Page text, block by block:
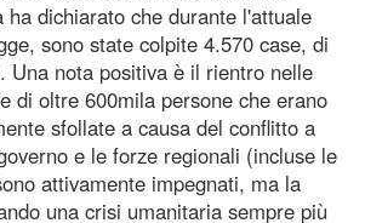
ha dichiarato che durante l'attuale
sono state colpite 4.570 case, di
Una nota positiva è il rientro nelle
di oltre 600mila persone che erano
sfollate a causa del conflitto a
e le forze regionali (incluse le
attivamente impegnati, ma la
una crisi umanitaria sempre più